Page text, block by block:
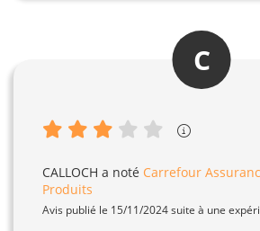
C
CALLOCH a noté Carrefour
Produits
Avis publié le 15/11/2024 suite à une